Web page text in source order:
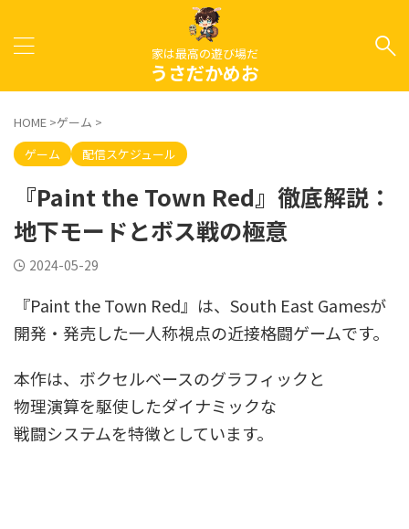
家は最高の遊び場だ
うさだかめお
HOME >ゲーム >
ゲーム
配信スケジュール
『Paint the Town Red』徹底解説：
地下モードとボス戦の極意
2024-05-29
『Paint the Town Red』は、South East Gamesが
開発・発売した一人称視点の近接格闘ゲームです。
本作は、ボクセルベースのグラフィックと
物理演算を駆使したダイナミックな
戦闘システムを特徴としています。